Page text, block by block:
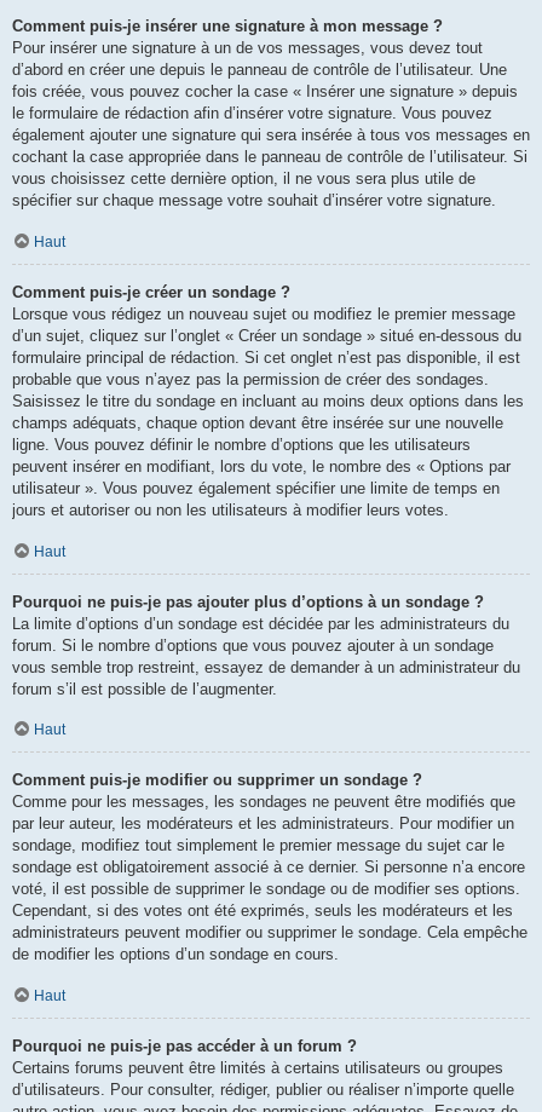
Comment puis-je insérer une signature à mon message ?
Pour insérer une signature à un de vos messages, vous devez tout
d’abord en créer une depuis le panneau de contrôle de l’utilisateur. Une
fois créée, vous pouvez cocher la case « Insérer une signature » depuis
le formulaire de rédaction afin d’insérer votre signature. Vous pouvez
également ajouter une signature qui sera insérée à tous vos messages en
cochant la case appropriée dans le panneau de contrôle de l’utilisateur. Si
vous choisissez cette dernière option, il ne vous sera plus utile de
spécifier sur chaque message votre souhait d’insérer votre signature.
Haut
Comment puis-je créer un sondage ?
Lorsque vous rédigez un nouveau sujet ou modifiez le premier message
d’un sujet, cliquez sur l’onglet « Créer un sondage » situé en-dessous du
formulaire principal de rédaction. Si cet onglet n’est pas disponible, il est
probable que vous n’ayez pas la permission de créer des sondages.
Saisissez le titre du sondage en incluant au moins deux options dans les
champs adéquats, chaque option devant être insérée sur une nouvelle
ligne. Vous pouvez définir le nombre d’options que les utilisateurs
peuvent insérer en modifiant, lors du vote, le nombre des « Options par
utilisateur ». Vous pouvez également spécifier une limite de temps en
jours et autoriser ou non les utilisateurs à modifier leurs votes.
Haut
Pourquoi ne puis-je pas ajouter plus d’options à un sondage ?
La limite d’options d’un sondage est décidée par les administrateurs du
forum. Si le nombre d’options que vous pouvez ajouter à un sondage
vous semble trop restreint, essayez de demander à un administrateur du
forum s’il est possible de l’augmenter.
Haut
Comment puis-je modifier ou supprimer un sondage ?
Comme pour les messages, les sondages ne peuvent être modifiés que
par leur auteur, les modérateurs et les administrateurs. Pour modifier un
sondage, modifiez tout simplement le premier message du sujet car le
sondage est obligatoirement associé à ce dernier. Si personne n’a encore
voté, il est possible de supprimer le sondage ou de modifier ses options.
Cependant, si des votes ont été exprimés, seuls les modérateurs et les
administrateurs peuvent modifier ou supprimer le sondage. Cela empêche
de modifier les options d’un sondage en cours.
Haut
Pourquoi ne puis-je pas accéder à un forum ?
Certains forums peuvent être limités à certains utilisateurs ou groupes
d’utilisateurs. Pour consulter, rédiger, publier ou réaliser n’importe quelle